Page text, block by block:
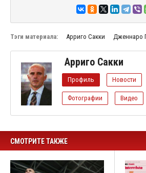
Тэги материала: Арриго Сакки Дженнаро
Арриго Сакки
Профиль Новости
Фотографии Видео
СМОТРИТЕ ТАКЖЕ